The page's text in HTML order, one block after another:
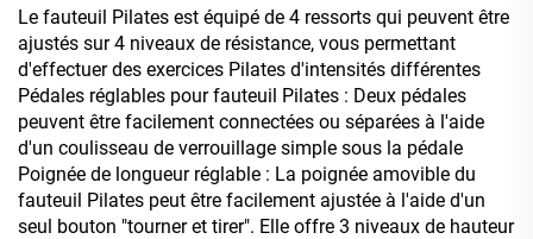
Le fauteuil Pilates est équipé de 4 ressorts qui peuvent être
ajustés sur 4 niveaux de résistance, vous permettant
d'effectuer des exercices Pilates d'intensités différentes
Pédales réglables pour fauteuil Pilates : Deux pédales
peuvent être facilement connectées ou séparées à l'aide
d'un coulisseau de verrouillage simple sous la pédale
Poignée de longueur réglable : La poignée amovible du
fauteuil Pilates peut être facilement ajustée à l'aide d'un
seul bouton "tourner et tirer". Elle offre 3 niveaux de hauteur